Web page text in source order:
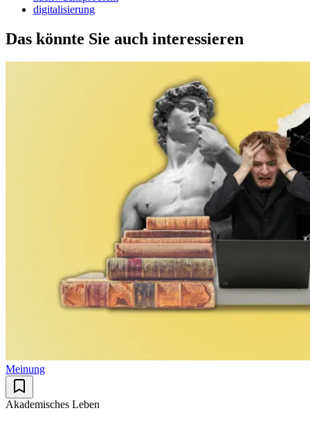
digitalisierung
Das könnte Sie auch interessieren
Meinung
Akademisches Leben